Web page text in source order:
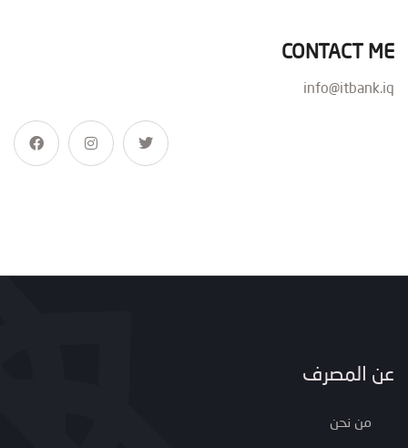
CONTACT ME
info@itbank.iq
عن المصرف
من نحن